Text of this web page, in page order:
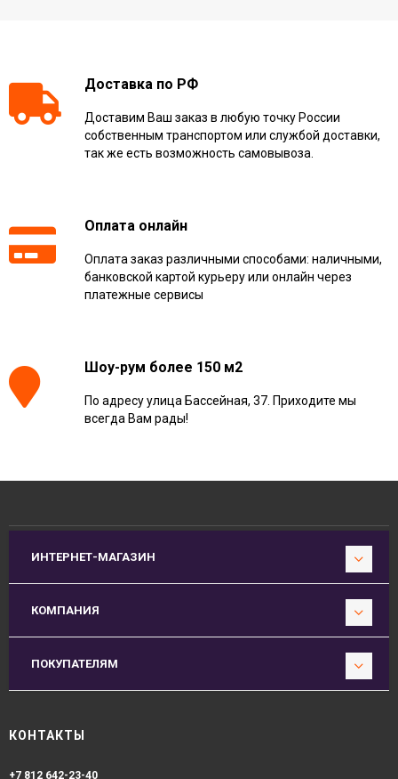
Доставка по РФ
Доставим Ваш заказ в любую точку России
собственным транспортом или службой доставки,
так же есть возможность самовывоза.
Оплата онлайн
Оплата заказ различными способами: наличными,
банковской картой курьеру или онлайн через
платежные сервисы
Шоу-рум более 150 м2
По адресу улица Бассейная, 37. Приходите мы
всегда Вам рады!
ИНТЕРНЕТ-МАГАЗИН
КОМПАНИЯ
ПОКУПАТЕЛЯМ
КОНТАКТЫ
+7 812 642-23-40